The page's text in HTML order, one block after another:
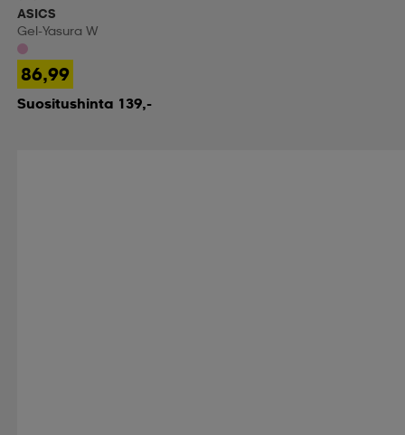
ASICS
Gel-Yasura W
86,99
Suositushinta 139,-